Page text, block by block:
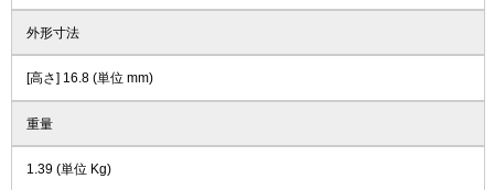
外形寸法
[高さ] 16.8 (単位 mm)
重量
1.39 (単位 Kg)